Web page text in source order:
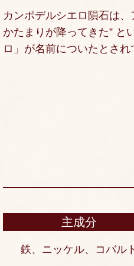
カンポデルシエロ隕石は
かたまりが降ってきた” と
ロ」が名前についたとされ
主成分
鉄、ニッケル、コバル